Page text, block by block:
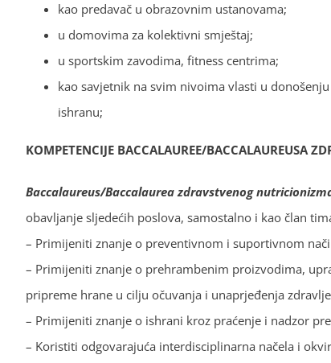
kao predavač u obrazovnim ustanovama;
u domovima za kolektivni smještaj;
u sportskim zavodima, fitness centrima;
kao savjetnik na svim nivoima vlasti u
ishranu;
KOMPETENCIJE BACCALAUREE/BACCALAUREUSA
Baccalaureus/Baccalaurea zdravstvenog
obavljanje sljedećih poslova, samostalno i kao član
– Primijeniti znanje o preventivnom i suportivnom
– Primijeniti znanje o prehrambenim proizvodima,
pripreme hrane u cilju očuvanja i unaprjeđenja zdravlje
– Primijeniti znanje o ishrani kroz praćenje i nadzor
– Koristiti odgovarajuća interdisciplinarna načela i